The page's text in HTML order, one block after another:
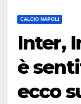
CALCIO NAPOLI
Inter,
è
ecco